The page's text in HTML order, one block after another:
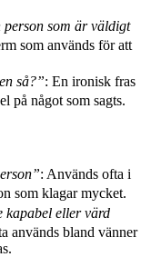
som är väldigt
som används för att
så?”: En ironisk fras
på något som sagts.
: Används ofta i
som klagar mycket.
eller värd
används bland vänner